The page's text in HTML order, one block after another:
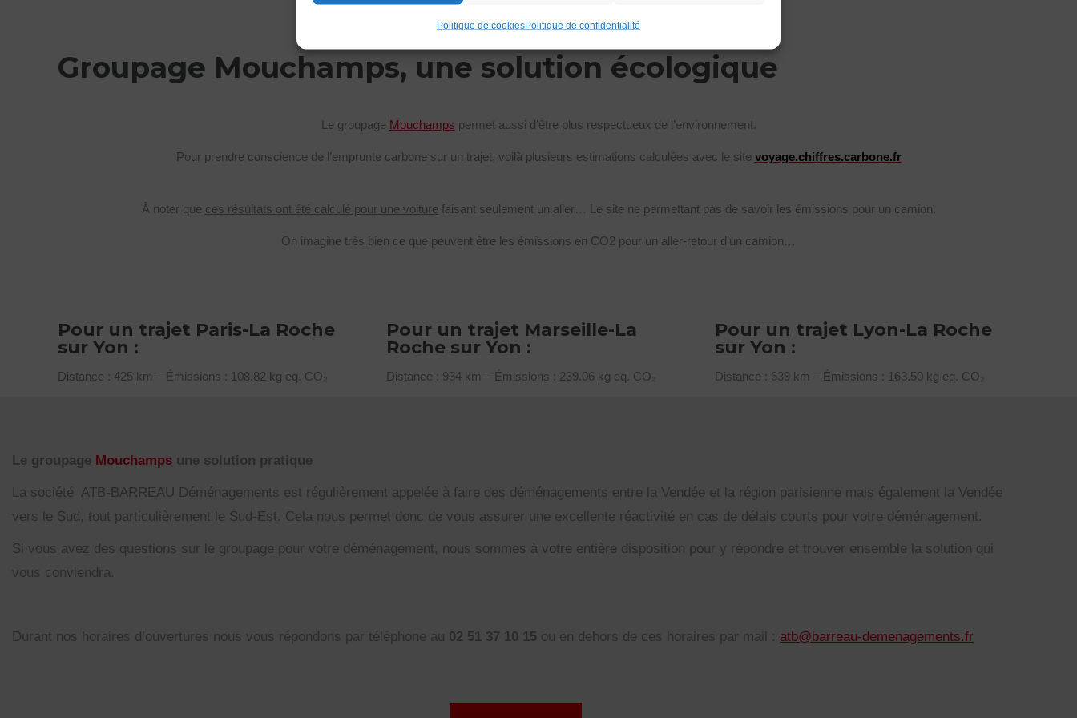
Politique de cookiesPolitique de confidentialité
Groupage Mouchamps, une solution écologique
Le groupage Mouchamps permet aussi d’être plus respectueux de l’environnement.
Pour prendre conscience de l’emprunte carbone sur un trajet, voilà plusieurs estimations calculées avec le site voyage.chiffres.carbone.fr
À noter que ces résultats ont été calculé pour une voiture faisant seulement un aller… Le site ne permettant pas de savoir les émissions pour un camion.
On imagine très bien ce que peuvent être les émissions en CO2 pour un aller-retour d’un camion…
Pour un trajet Paris-La Roche
sur Yon :
Distance : 425 km – Émissions : 108.82 kg eq. CO₂
Pour un trajet Marseille-La
Roche sur Yon :
Distance : 934 km – Émissions : 239.06 kg eq. CO₂
Pour un trajet Lyon-La Roche
sur Yon :
Distance : 639 km – Émissions : 163.50 kg eq. CO₂
Le groupage Mouchamps une solution pratique
La société ATB-BARREAU Déménagements est régulièrement appelée à faire des déménagements entre la Vendée et la région parisienne mais également la Vendée
vers le Sud, tout particulièrement le Sud-Est. Cela nous permet donc de vous assurer une excellente réactivité en cas de délais courts pour votre déménagement.
Si vous avez des questions sur le groupage pour votre déménagement, nous sommes à votre entière disposition pour y répondre et trouver ensemble la solution qui
vous conviendra.
Durant nos horaires d’ouvertures nous vous répondons par téléphone au 02 51 37 10 15 ou en dehors de ces horaires par mail : atb@barreau-demenagements.fr